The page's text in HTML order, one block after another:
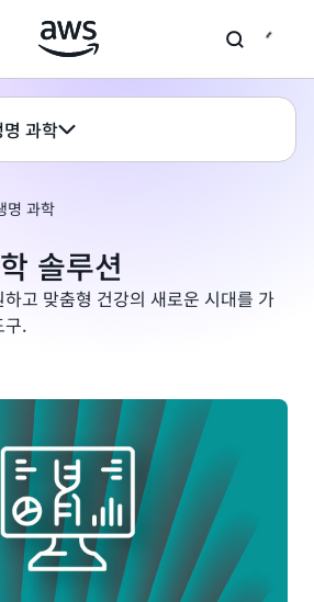
과학
명 과학
솔루션
고 맞춤형 건강의 새로운 시대를 가
구.